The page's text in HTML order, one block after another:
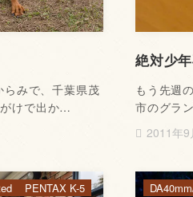
みで、千葉県茂
けで出か…
絶対少
もう先週
市のグラ
2011年9
PENTAX K-5